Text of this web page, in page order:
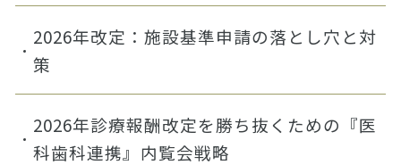
2026年改定：施設基準申請の落とし穴と対
策
2026年診療報酬改定を勝ち抜くための『医
科歯科連携』内覧会戦略